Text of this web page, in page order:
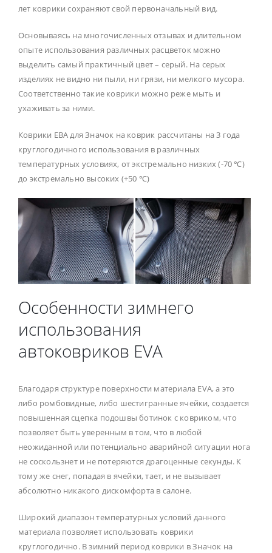
лет коврики сохраняют свой первоначальный вид.
Основываясь на многочисленных отзывах и длительном
опыте использования различных расцветок можно
выделить самый практичный цвет – серый. На серых
изделиях не видно ни пыли, ни грязи, ни мелкого мусора.
Соответственно такие коврики можно реже мыть и
ухаживать за ними.
Коврики ЕВА для Значок на коврик рассчитаны на 3 года
круглогодичного использования в различных
температурных условиях, от экстремально низких (-70 ℃)
до экстремально высоких (+50 ℃)
Особенности зимнего
использования
автоковриков EVA
Благодаря структуре поверхности материала EVA, а это
либо ромбовидные, либо шестигранные ячейки, создается
повышенная сцепка подошвы ботинок с ковриком, что
позволяет быть уверенным в том, что в любой
неожиданной или потенциально аварийной ситуации нога
не соскользнет и не потеряются драгоценные секунды. К
тому же снег, попадая в ячейки, тает, и не вызывает
абсолютно никакого дискомфорта в салоне.
Широкий диапазон температурных условий данного
материала позволяет использовать коврики
круглогодично. В зимний период коврики в Значок на